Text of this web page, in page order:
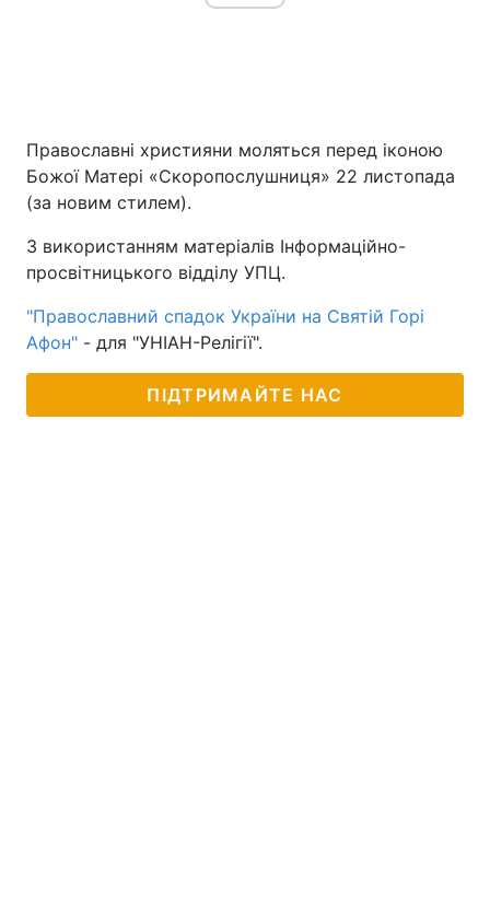
Православні християни моляться перед іконою
Божої Матері «Скоропослушниця» 22 листопада
(за новим стилем).
З використанням матеріалів Інформаційно-
просвітницького відділу УПЦ.
"Православний спадок України на Святій Горі
Афон" - для "УНІАН-Релігії".
ПІДТРИМАЙТЕ НАС